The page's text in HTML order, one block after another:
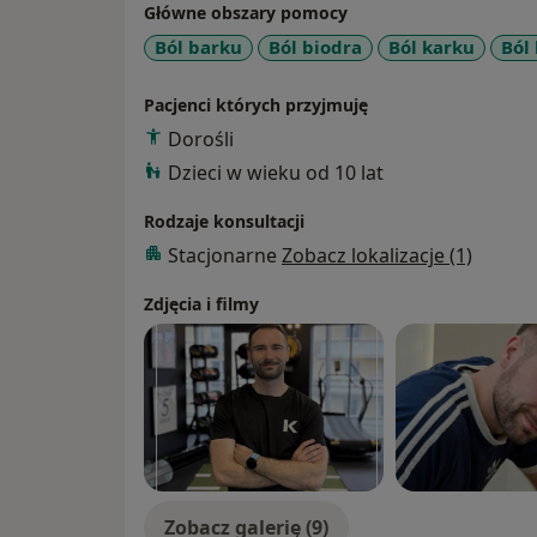
pełnej aktywności. Sam jestem
kadrowiczem Reprezentacji Polski w
pacjenci i lepiej zrozumiem ich ambicje
znajomość mechanizmów urazu
wsparcie W razie dodatkowych pytań lub
kontaktu.
Główne obszary pomocy
Ból barku Ból biodra Ból karku Ból
Pacjenci których przyjmuję
Dorośli
Dzieci w wieku od 10 lat
Rodzaje konsultacji
Stacjonarne Zobacz lokalizacje (1)
Zdjęcia i filmy
Zobacz galerię (9)